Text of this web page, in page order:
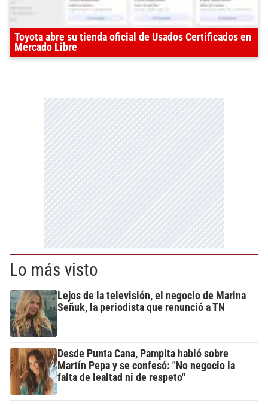
Toyota abre su tienda oficial de Usados Certificados en
Mercado Libre
Lo más visto
Lejos de la televisión, el negocio de Marina
Señuk, la periodista que renunció a TN
Desde Punta Cana, Pampita habló sobre
Martín Pepa y se confesó: "No negocio la
falta de lealtad ni de respeto"